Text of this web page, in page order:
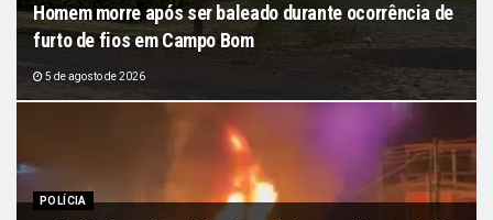
Homem morre após ser baleado durante ocorrência de
furto de fios em Campo Bom
5 de agosto de 2026
POLÍCIA